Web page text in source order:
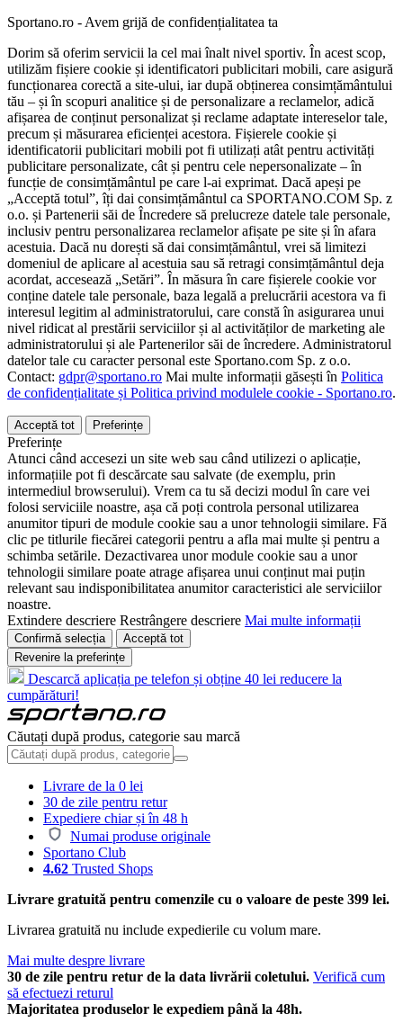
Sportano.ro - Avem grijă de confidențialitatea ta
Dorim să oferim servicii la cel mai înalt nivel sportiv. În acest scop,
utilizăm fișiere cookie și identificatori publicitari mobili, care asigură
funcționarea corectă a site-ului, iar după obținerea consimțământului
tău – și în scopuri analitice și de personalizare a reclamelor, adică
afișarea de conținut personalizat și reclame adaptate intereselor tale,
precum și măsurarea eficienței acestora. Fișierele cookie și
identificatorii publicitari mobili pot fi utilizați atât pentru activități
publicitare personalizate, cât și pentru cele nepersonalizate – în
funcție de consimțământul pe care l-ai exprimat. Dacă apeși pe
„Acceptă totul”, îți dai consimțământul ca SPORTANO.COM Sp. z
o.o. și Partenerii săi de Încredere să prelucreze datele tale personale,
inclusiv pentru personalizarea reclamelor afișate pe site și în afara
acestuia. Dacă nu dorești să dai consimțământul, vrei să limitezi
domeniul de aplicare al acestuia sau să retragi consimțământul deja
acordat, accesează „Setări”. În măsura în care fișierele cookie vor
conține datele tale personale, baza legală a prelucrării acestora va fi
interesul legitim al administratorului, care constă în asigurarea unui
nivel ridicat al prestării serviciilor și al activităților de marketing ale
administratorului și ale Partenerilor săi de încredere. Administratorul
datelor tale cu caracter personal este Sportano.com Sp. z o.o.
Contact: gdpr@sportano.ro Mai multe informații găsești în Politica
de confidențialitate și Politica privind modulele cookie - Sportano.ro.
Acceptă tot Preferințe
Preferințe
Atunci când accesezi un site web sau când utilizezi o aplicație,
informațiile pot fi descărcate sau salvate (de exemplu, prin
intermediul browserului). Vrem ca tu să decizi modul în care vei
folosi serviciile noastre, așa că poți controla personal utilizarea
anumitor tipuri de module cookie sau a unor tehnologii similare. Fă
clic pe titlurile fiecărei categorii pentru a afla mai multe și pentru a
schimba setările. Dezactivarea unor module cookie sau a unor
tehnologii similare poate atrage afișarea unui conținut mai puțin
relevant sau indisponibilitatea anumitor caracteristici ale serviciilor
noastre.
Extindere descriere Restrângere descriere Mai multe informații
Confirmă selecția
Acceptă tot
Revenire la preferințe
Descarcă aplicația pe telefon și obține 40 lei reducere la
cumpărături!
Căutați după produs, categorie sau marcă
Livrare de la 0 lei
30 de zile pentru retur
Expediere chiar și în 48 h
Numai produse originale
Sportano Club
4.62 Trusted Shops
Livrare gratuită pentru comenzile cu o valoare de peste 399 lei.
Livrarea gratuită nu include expedierile cu volum mare.
Mai multe despre livrare
30 de zile pentru retur de la data livrării coletului. Verifică cum
să efectuezi returul
Majoritatea produselor le expediem până la 48h.